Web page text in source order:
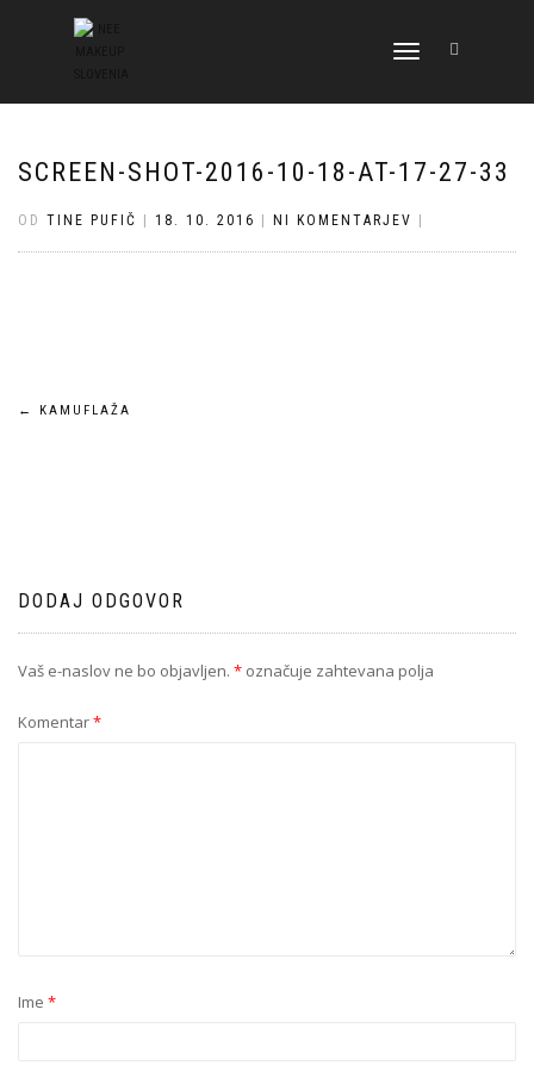
VKLOPI/IZKLOPI
SCREEN-SHOT-2016-10-18-AT-17-27-33
OD TINE PUFIČ 18. 10. 2016 NI KOMENTARJEV
Navigacija
← KAMUFLAŽA
DODAJ ODGOVOR
Vaš e-naslov ne bo objavljen. * označuje zahtevana polja
Komentar*
Ime *